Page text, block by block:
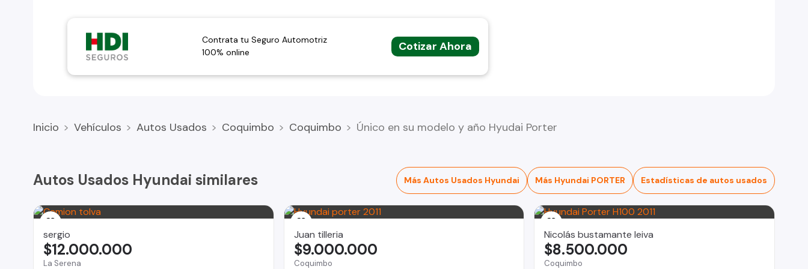
Contrata tu Seguro Automotriz
100% online
Cotizar Ahora
Inicio Vehículos Autos Usados Coquimbo Coquimbo Único en su modelo y año Hyudai Porter
Autos Usados Hyundai similares Más Autos Usados Hyundai Más Hyundai PORTER Estadísticas de autos usados
sergio
La Serena
$12.000.000
Juan tilleria
Coquimbo
$9.000.000
Nicolás bustamante leiva
Coquimbo
$8.500.000